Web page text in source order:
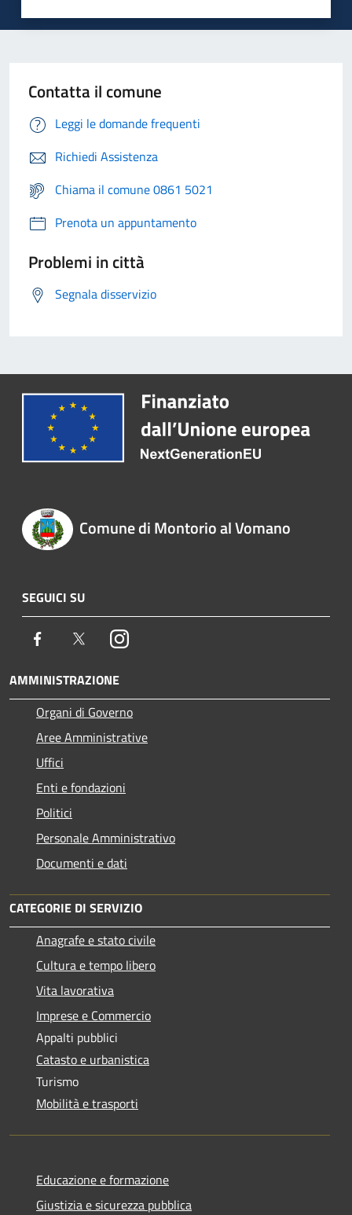
Contatta il comune
Leggi le domande frequenti
Richiedi Assistenza
Chiama il comune 0861 5021
Prenota un appuntamento
Problemi in città
Segnala disservizio
Comune di Montorio al Vomano
SEGUICI SU
Facebook TwitterInstagram
AMMINISTRAZIONE
Organi di Governo
Aree Amministrative
Uffici
Enti e fondazioni
Politici
Personale Amministrativo
Documenti e dati
CATEGORIE DI SERVIZIO
Anagrafe e stato civile
Cultura e tempo libero
Vita lavorativa
Imprese e Commercio
Appalti pubblici
Catasto e urbanistica
Turismo
Mobilità e trasporti
Educazione e formazione
Giustizia e sicurezza pubblica